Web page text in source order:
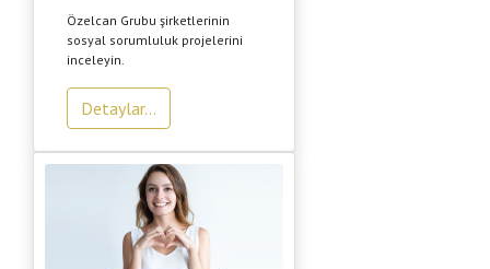
Özelcan Grubu şirketlerinin
sosyal sorumluluk projelerini
inceleyin.
Detaylar...